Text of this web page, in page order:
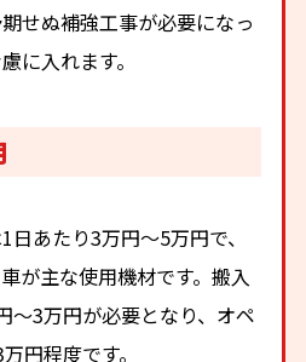
せぬ補強工事が必要になっ
に入れます。
あたり3万円〜5万円で、
が主な使用機材です。搬入
〜3万円が必要となり、オペ
円程度です。